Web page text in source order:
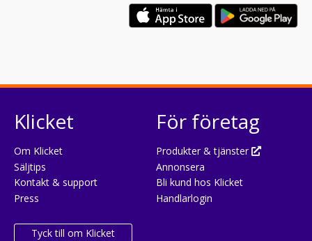
Klicket
Om Klicket
Säljtips
Kontakt & support
Press
Tyck till om Klicket
För företag
Produkter & tjänster
Annonsera
Bli kund hos Klicket
Handlarlogin